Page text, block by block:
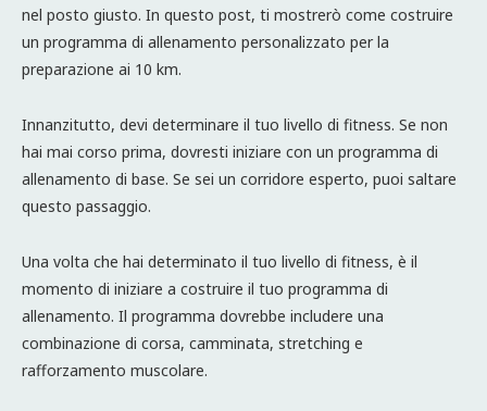
nel posto giusto. In questo post, ti mostrerò come costruire
un programma di allenamento personalizzato per la
preparazione ai 10 km.
Innanzitutto, devi determinare il tuo livello di fitness. Se non
hai mai corso prima, dovresti iniziare con un programma di
allenamento di base. Se sei un corridore esperto, puoi saltare
questo passaggio.
Una volta che hai determinato il tuo livello di fitness, è il
momento di iniziare a costruire il tuo programma di
allenamento. Il programma dovrebbe includere una
combinazione di corsa, camminata, stretching e
rafforzamento muscolare.